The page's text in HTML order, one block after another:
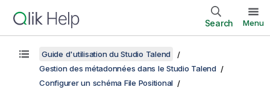
Search Menu
Guide d'utilisation du Studio Talend
Gestion des métadonnées dans le Studio Talend
Configurer un schéma File Positional